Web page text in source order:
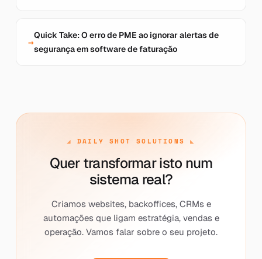
Quick Take: O erro de PME ao ignorar alertas de
segurança em software de faturação
DAILY SHOT SOLUTIONS
Quer transformar isto num
sistema real?
Criamos websites, backoffices, CRMs e
automações que ligam estratégia, vendas e
operação. Vamos falar sobre o seu projeto.